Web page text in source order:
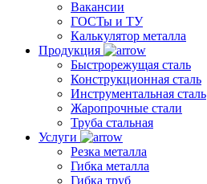
Вакансии
ГОСТы и ТУ
Калькулятор металла
Продукция
Быстрорежущая сталь
Конструкционная сталь
Инструментальная сталь
Жаропрочные стали
Труба стальная
Услуги
Резка металла
Гибка металла
Гибка труб